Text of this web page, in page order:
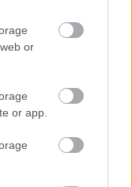
or
or app.